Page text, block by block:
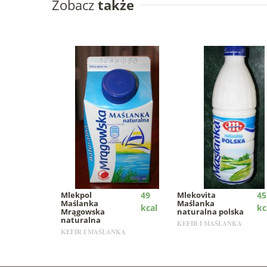
Zobacz także
Mlekpol
Maślanka
Mrągowska
naturalna
49
kcal
KEFIR I MAŚLANKA
Mlekovita
Maślanka
naturalna polska
45
KEFIR I MAŚLANKA